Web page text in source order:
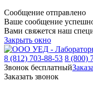
Сообщение отправлено
Ваше сообщение
Вами свяжется наш
Закрыть окно
8 (812) 703-88-53 8 (800)
Звонок бесплатный
Заказать звонок